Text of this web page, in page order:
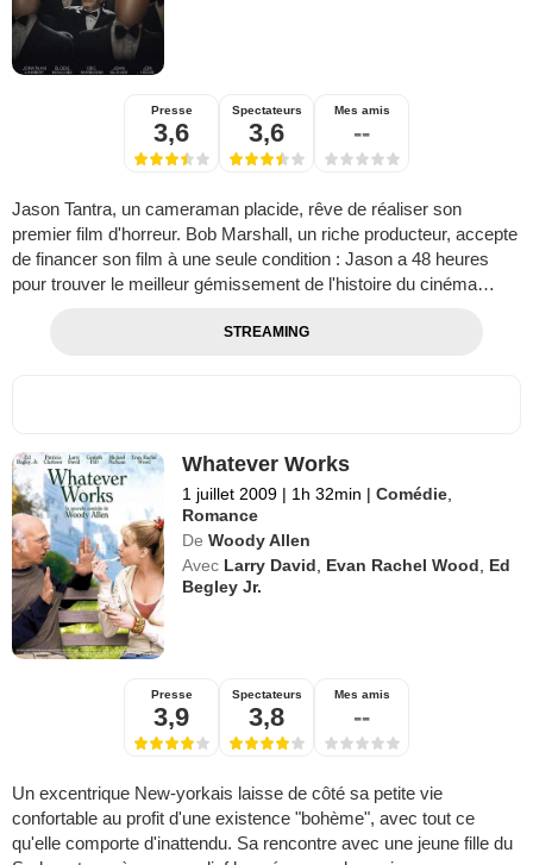
Presse
3,6
Spectateurs
3,6
Mes amis
--
Jason Tantra, un cameraman placide, rêve de réaliser son
premier film d'horreur. Bob Marshall, un riche producteur, accepte
de financer son film à une seule condition : Jason a 48 heures
pour trouver le meilleur gémissement de l'histoire du cinéma…
STREAMING
Whatever Works
1 juillet 2009 | 1h 32min | Comédie
Romance
De Woody Allen
Avec Larry David Evan Rachel Wood
Ed
Begley Jr.
Presse
3,9
Spectateurs
3,8
Mes amis
--
Un excentrique New-yorkais laisse de côté sa petite vie
confortable au profit d'une existence "bohème", avec tout ce
qu'elle comporte d'inattendu. Sa rencontre avec une jeune fille du